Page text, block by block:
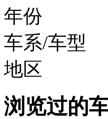
年份
车系/车型
地区
浏览过的